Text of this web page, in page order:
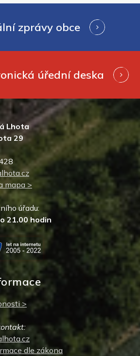
zprávy obce
úřední deska
Lhota
29
mapa >
úřadu:
21.00 hodin
>
dle zákona